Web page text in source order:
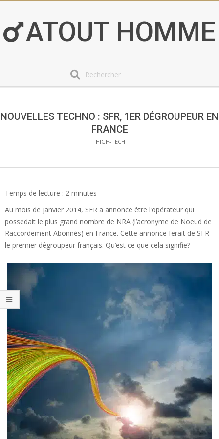
content ATOUT HOMME
Menu
NOUVELLES TECHNO : SFR, 1ER DÉGROUPEUR EN
FRANCE
HIGH-TECH
Temps de lecture : 2 minutes
Au mois de janvier 2014, SFR a annoncé être l’opérateur qui
possédait le plus grand nombre de NRA (l’acronyme de Noeud de
Raccordement Abonnés) en France. Cette annonce ferait de SFR
le premier dégroupeur français. Qu’est ce que cela signifie?